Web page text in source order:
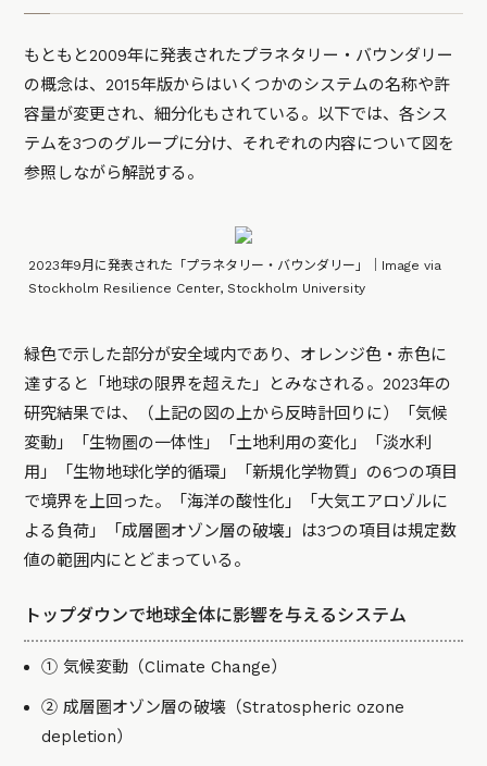
もともと2009年に発表されたプラネタリー・バウンダリー
の概念は、2015年版からはいくつかのシステムの名称や許
容量が変更され、細分化もされている。以下では、各シス
テムを3つのグループに分け、それぞれの内容について図を
参照しながら解説する。
2023年9月に発表された「プラネタリー・バウンダリー」｜Image via
Stockholm Resilience Center, Stockholm University
緑色で示した部分が安全域内であり、オレンジ色・赤色に
達すると「地球の限界を超えた」とみなされる。2023年の
研究結果では、（上記の図の上から反時計回りに）「気候
変動」「生物圏の一体性」「土地利用の変化」「淡水利
用」「生物地球化学的循環」「新規化学物質」の6つの項目
で境界を上回った。「海洋の酸性化」「大気エアロゾルに
よる負荷」「成層圏オゾン層の破壊」は3つの項目は規定数
値の範囲内にとどまっている。
トップダウンで地球全体に影響を与えるシステム
① 気候変動（Climate Change）
② 成層圏オゾン層の破壊（Stratospheric ozone
depletion）